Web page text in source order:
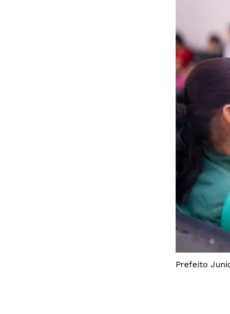
Prefeito